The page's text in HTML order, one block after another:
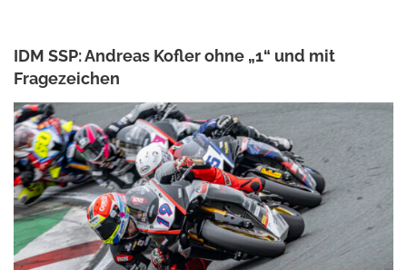
IDM SSP: Andreas Kofler ohne „1“ und mit
Fragezeichen
ANKE WIECZOREK